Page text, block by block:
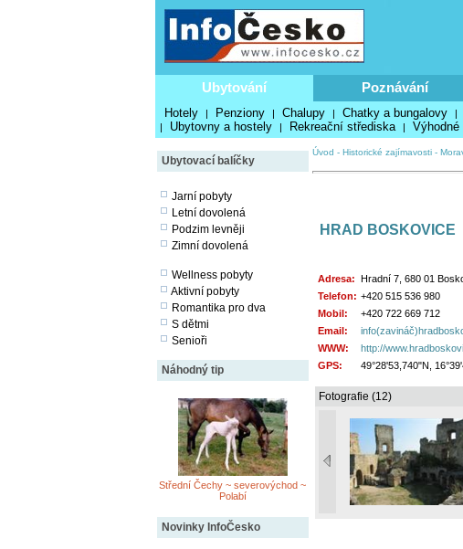
Ubytování Poznávání
Hotely | Penziony | Chalupy | Chatky a bungalovy |
| Ubytovny a hostely | Rekreační střediska |
Ubytovací balíčky
Jarní pobyty
Letní dovolená
Podzim levněji
Zimní dovolená
Wellness pobyty
Aktivní pobyty
Romantika pro dva
S dětmi
Senioři
Náhodný tip
Střední Čechy ~ severovýchod ~
Polabí
Novinky InfoČesko
Úvod - Historické zajímavosti-
HRAD BOSKOVICE
Adresa: Hradní 7, 680 01
Telefon: +420 515 536 980
Mobil:
+420 722 669 712
Email:
WWW:
http://
GPS:
49°28'53,740"N,
Fotografie (12)